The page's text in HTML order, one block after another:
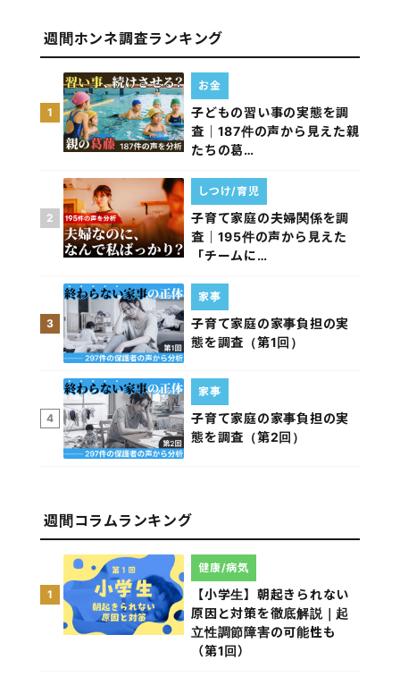
週間ホンネ調査ランキング
1
子どもの習い事の実態を調
査｜187件の声から見えた親
たちの葛…
お金
2
子育て家庭の夫婦関係を調
査｜195件の声から見えた
「チームに…
しつけ/育児
3
子育て家庭の家事負担の実
態を調査（第1回）
家事
4
子育て家庭の家事負担の実
態を調査（第2回）
家事
週間コラムランキング
1
【小学生】朝起きられない
原因と対策を徹底解説｜起
立性調節障害の可能性も
（第1回）
健康/病気